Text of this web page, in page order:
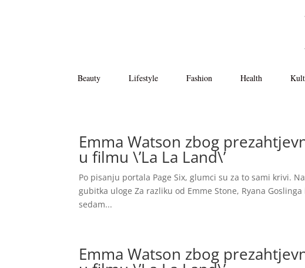
Beauty Lifestyle Fashion Health
Emma Watson zbog
u filmu \’La La Land\’
Po pisanju portala Page Six, glumci su za to sami krivi.
gubitka uloge Za razliku od Emme Stone, Ryana
sedam...
Emma Watson zbog